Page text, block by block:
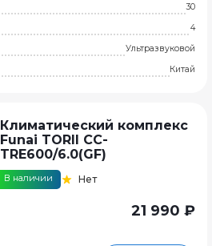
30
4
Ультразвуковой
Китай
Климатический комплекс
Funai TORII CC-
TRE600/6.0(GF)
В наличии Нет
21 990 ₽